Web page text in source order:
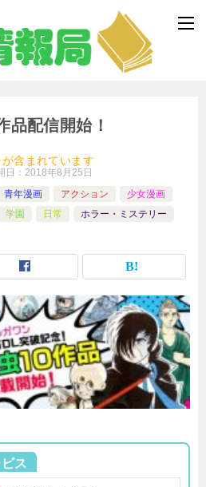
品配信開始！
含まれています
日： 2018年8月25日
青年漫画 アクション
少女漫画
学園 日常
ホラー・ミステリー
ス